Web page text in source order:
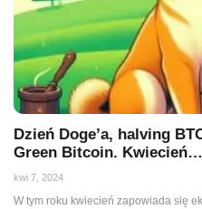
Dzień Doge’a, halving
Green Bitcoin. Kwiecień…
kwi 7, 2024
W tym roku kwiecień zapowiada się